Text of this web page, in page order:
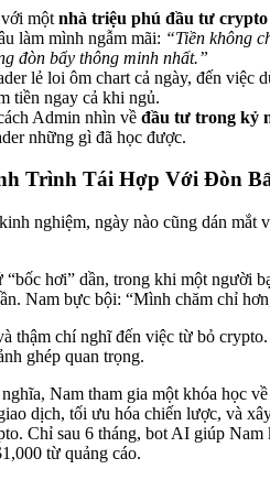
một nhà triệu phú đầu tư crypto
làm mình ngẫm mãi: “Tiền không
đòn bẩy thông minh nhất.”
lẻ loi ôm chart cả ngày, đến việc
tiền ngay cả khi ngủ.
Admin nhìn về đầu tư trong kỷ
những gì đã học được.
Trình Tái Hợp Với Đòn
nghiệm, ngày nào cũng dán mắt
hơi” dần, trong khi một người
Nam bực bội: “Mình chăm chỉ
thậm chí nghĩ đến việc từ bỏ
ghép quan trọng.
Nam tham gia một khóa học
dịch, tối ưu hóa chiến lược, và
Chỉ sau 6 tháng, bot AI giúp Nam
từ quảng cáo.